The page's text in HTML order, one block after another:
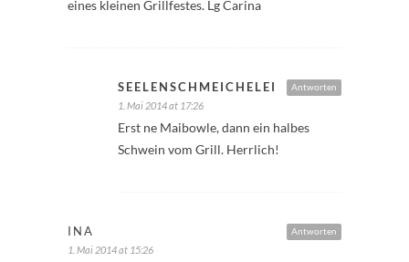
eines kleinen Grillfestes. Lg Carina
Antworten
SEELENSCHMEICHELEI
1. Mai 2014 at 17:26
Erst ne Maibowle, dann ein halbes
Schwein vom Grill. Herrlich!
Antworten
INA
1. Mai 2014 at 15:26